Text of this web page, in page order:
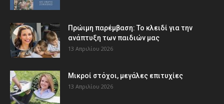
Πρώιμη παρέμβαση: Το κλειδί για την
ανάπτυξη των παιδιών µας
13 Απριλίου 2026
Μικροί στόχοι, μεγάλες επιτυχίες
13 Απριλίου 2026